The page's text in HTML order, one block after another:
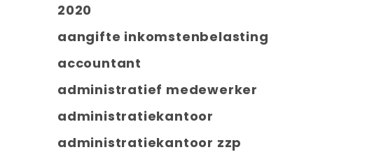
2020
aangifte inkomstenbelasting
accountant
administratief medewerker
administratiekantoor
administratiekantoor zzp